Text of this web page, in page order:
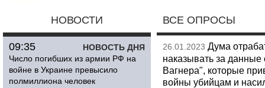
НОВОСТИ
НОВОСТЬ ДНЯ
09:35
Число погибших из армии РФ на
войне в Украине превысило
полмиллиона человек
ВСЕ ОПРОСЫ
26.01.2023 Дума
наказывать за
Вагнера", которые
войны убийцам и